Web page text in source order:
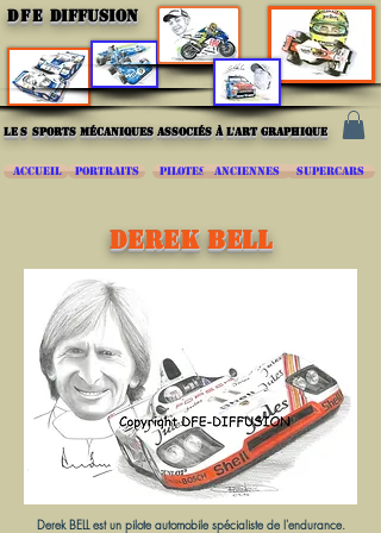
DFE DIFFUSION
les sports mécaniques associés à l'art graphique
ACCUEIL PORTRAITS PILOTES ANCIENNES SUPERCARS
DEREK BELL
Derek BELL est un pilote automobile spécialiste de l'endurance.